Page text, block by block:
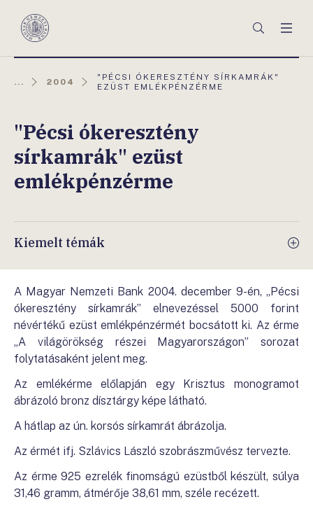
Magyar
Keresés
... 2004
AKTUÁLIS
OLDAL:
"PÉCSI ÓKERESZTÉNY SÍRKAMRÁK"
EZÜST EMLÉKPÉNZÉRME
"Pécsi ókeresztény
sírkamrák" ezüst
emlékpénzérme
Kiemelt témák
A Magyar Nemzeti Bank 2004. december 9-én, „Pécsi
ókeresztény sírkamrák” elnevezéssel 5000 forint
névértékű ezüst emlékpénzérmét bocsátott ki. Az érme
„A világörökség részei Magyarországon” sorozat
folytatásaként jelent meg.
Az emlékérme előlapján egy Krisztus monogramot
ábrázoló bronz dísztárgy képe látható.
A hátlap az ún. korsós sírkamrát ábrázolja.
Az érmét ifj. Szlávics László szobrászművész tervezte.
Az érme 925 ezrelék finomságú ezüstből készült, súlya
31,46 gramm, átmérője 38,61 mm, széle recézett.